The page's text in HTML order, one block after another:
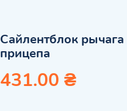
Сайлентблок рычага
прицепа
431.00 ₴